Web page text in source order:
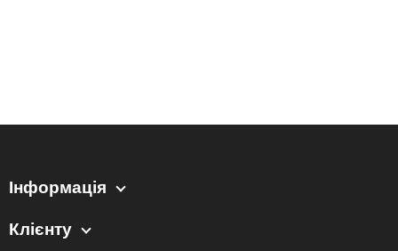
Інформація
Клієнту